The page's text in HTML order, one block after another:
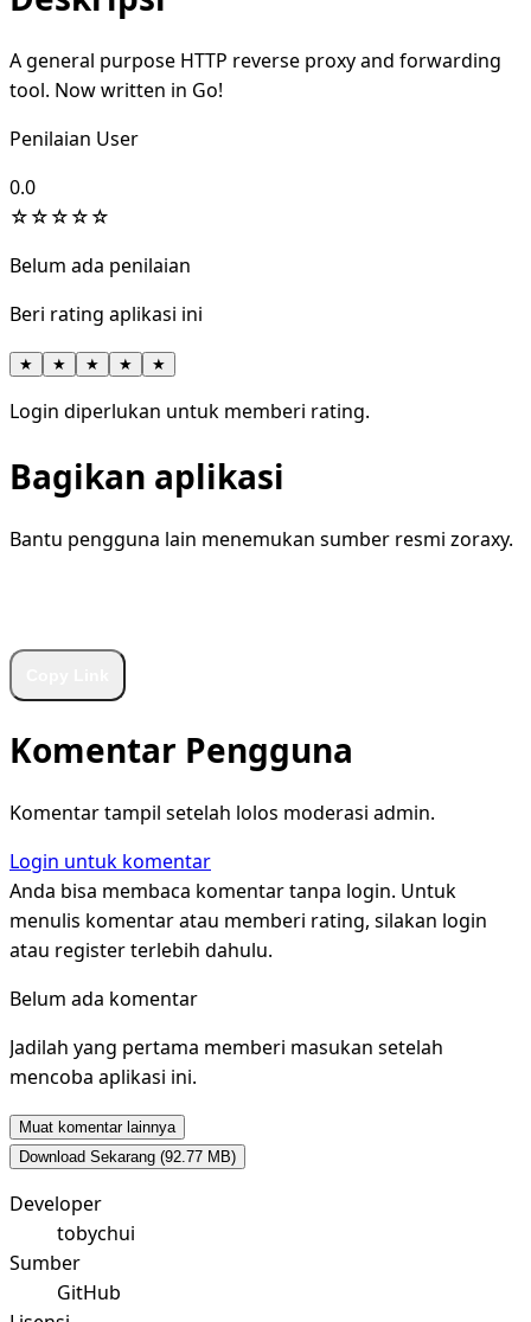
A general purpose HTTP reverse proxy and forwarding
tool. Now written in Go!
Penilaian User
0.0
☆☆☆☆☆
Belum ada penilaian
Beri rating aplikasi ini
★ ★ ★ ★ ★
Login diperlukan untuk memberi rating.
Bagikan aplikasi
Bantu pengguna lain menemukan sumber resmi zoraxy.
Komentar Pengguna
Komentar tampil setelah lolos moderasi admin.
Login untuk komentar
Anda bisa membaca komentar tanpa login. Untuk
menulis komentar atau memberi rating, silakan login
atau register terlebih dahulu.
Belum ada komentar
Jadilah yang pertama memberi masukan setelah
mencoba aplikasi ini.
Muat komentar lainnya
Download Sekarang (92.77 MB)
Developer
tobychui
Sumber
GitHub